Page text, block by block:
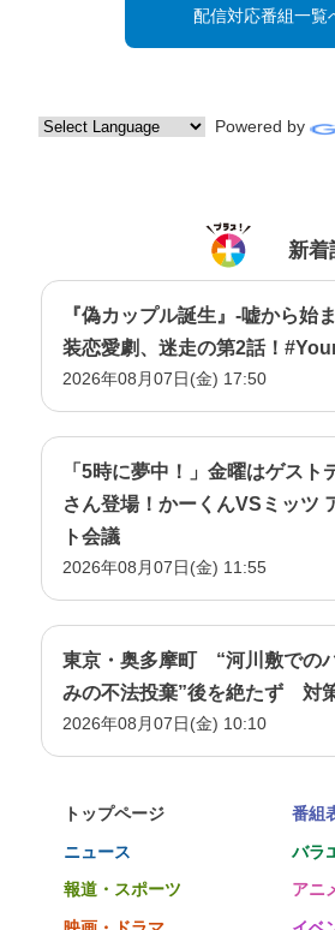
配信対応番組一覧
Powered by
新着
『偽カップル誕生』-嘘から始
装恋愛劇、迷走の第2話！
2026年08月07日(金) 17:50
「5時に夢中！」金曜はゲスト
さん登場！かーくんVSミッツ
ト会議
2026年08月07日(金) 11:55
東京・奥多摩町 “河川敷での
みの不法投棄”後を絶たず 対
2026年08月07日(金) 10:10
トップページ
番組
ニュース
バラ
報道・スポーツ
アニ